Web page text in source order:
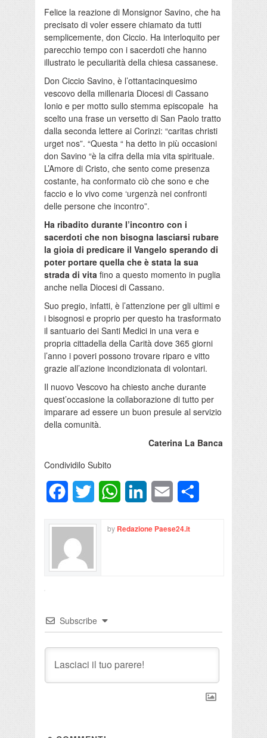
Felice la reazione di Monsignor Savino, che ha
precisato di voler essere chiamato da tutti
semplicemente, don Ciccio. Ha interloquito per
parecchio tempo con i sacerdoti che hanno
illustrato le peculiarità della chiesa cassanese.
Don Ciccio Savino, è l’ottantacinquesimo
vescovo della millenaria Diocesi di Cassano
Ionio e per motto sullo stemma episcopale ha
scelto una frase un versetto di San Paolo tratto
dalla seconda lettere ai Corinzi: “caritas christi
urget nos”. “Questa “ ha detto in più occasioni
don Savino “è la cifra della mia vita spirituale.
L’Amore di Cristo, che sento come presenza
costante, ha conformato ciò che sono e che
faccio e lo vivo come ‘urgenzà nei confronti
delle persone che incontro”.
Ha ribadito durante l’incontro con i
sacerdoti che non bisogna lasciarsi rubare
la gioia di predicare il Vangelo sperando di
poter portare quella che è stata la sua
strada di vita fino a questo momento in puglia
anche nella Diocesi di Cassano.
Suo pregio, infatti, è l’attenzione per gli ultimi e
i bisognosi e proprio per questo ha trasformato
il santuario dei Santi Medici in una vera e
propria cittadella della Carità dove 365 giorni
l’anno i poveri possono trovare riparo e vitto
grazie all’azione incondizionata di volontari.
Il nuovo Vescovo ha chiesto anche durante
quest’occasione la collaborazione di tutto per
imparare ad essere un buon presule al servizio
della comunità.
Caterina La Banca
Condividilo Subito
FacebookTwitter WhatsAppLinkedInEmail
by Redazione Paese24.it
Subscribe